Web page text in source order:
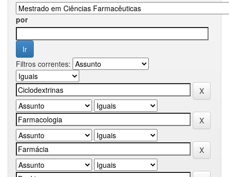
por
Filtros correntes: